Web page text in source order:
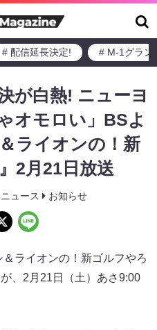
# 配信延長決定! # M-1グラン
が白熱! ニューヨ
オモロい」BSよ
ライオンの！新
2月21日放送
ニュース お知らせ
ライオンの！新ゴルフやろ
、2月21日（土）あさ9:00